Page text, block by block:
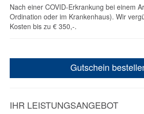
Nach einer COVID-Erkrankung bei einem
Ordination oder im Krankenhaus). Wir
Kosten bis zu € 350,-.
Gutschein
IHR LEISTUNGSANGEBOT